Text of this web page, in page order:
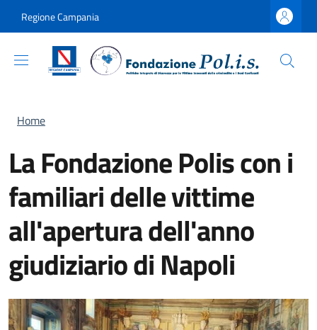
Regione Campania
Briciole di pane
Home
La Fondazione Polis con i
familiari delle vittime
all'apertura dell'anno
giudiziario di Napoli